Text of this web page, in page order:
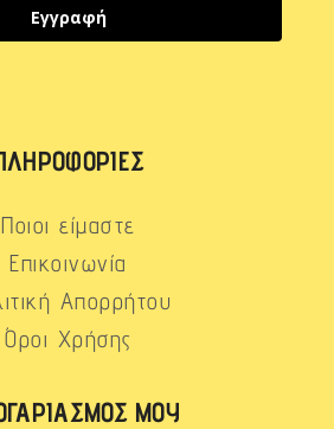
Εγγραφή
Ποιοι είμαστε
Επικοινωνία
Απορρήτου
Όροι Χρήσης
ΜΟΥ